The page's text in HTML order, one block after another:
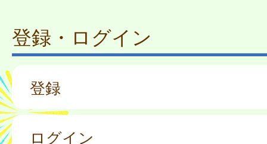
登録・ログイン
登録
ログイン